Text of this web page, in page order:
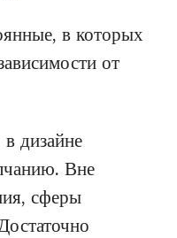
в которых
от
дизайне
Вне
сферы